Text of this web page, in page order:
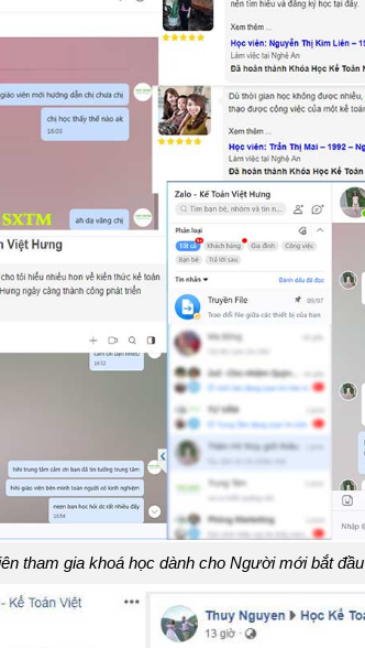
tham gia khoá học dành cho Người mới bắt đầu